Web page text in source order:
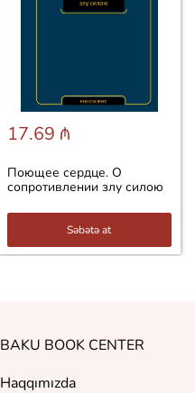
17.69 ₼
Поющее сердце. О
сопротивлении злу силою
Səbətə at
BAKU BOOK CENTER
Haqqımızda